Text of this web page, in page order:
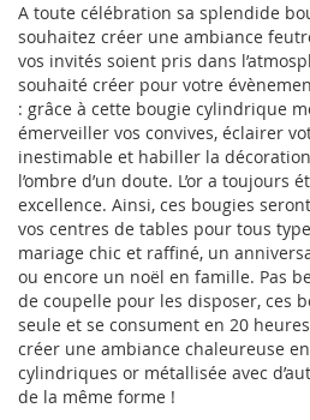
A toute célébration sa splendide
souhaitez créer une ambiance
vos invités soient pris dans
souhaité créer pour votre
: grâce à cette bougie cylindrique
émerveiller vos convives, éclairer
inestimable et habiller la
l’ombre d’un doute. L’or a toujours
excellence. Ainsi, ces bougies
vos centres de tables pour tous
mariage chic et raffiné, un
ou encore un noël en famille. Pas
de coupelle pour les disposer, ces
seule et se consument en 20
créer une ambiance chaleureuse
cylindriques or métallisée avec
de la même forme !